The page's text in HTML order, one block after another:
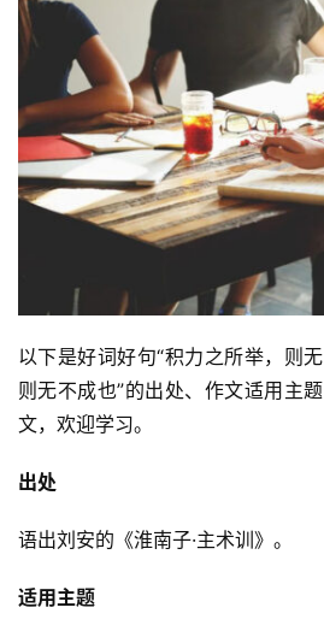
以下是好词好句“积力之所举，则
则无不成也”的出处、作文适用主
文，欢迎学习。
出处
语出刘安的《淮南子·主术训》。
适用主题